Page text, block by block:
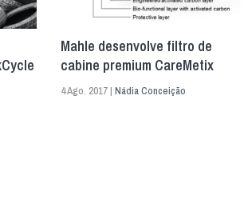
Mahle desenvolve filtro de
cabine premium CareMetix
4 Ago. 2017 | Nádia Conceição